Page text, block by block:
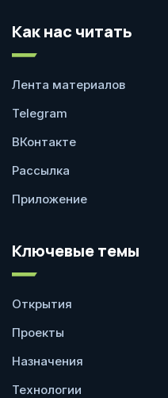
Как нас читать
Лента материалов
Telegram
ВКонтакте
Рассылка
Приложение
Ключевые темы
Открытия
Проекты
Назначения
Технологии